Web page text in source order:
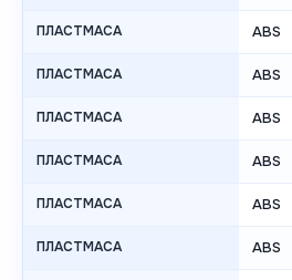
ПЛАСТМАСА ABS
ПЛАСТМАСА ABS
ПЛАСТМАСА ABS
ПЛАСТМАСА ABS
ПЛАСТМАСА ABS
ПЛАСТМАСА ABS